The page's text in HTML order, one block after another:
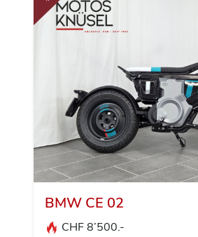
BMW CE 02
CHF 8’500.-